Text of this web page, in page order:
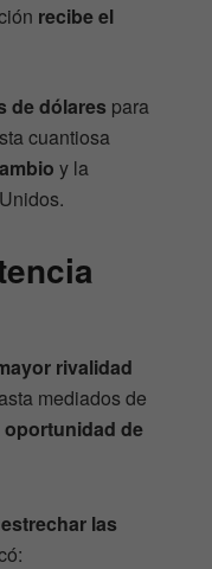
recibe el
de dólares para
cuantiosa
y la
rivalidad
mediados de
de
las